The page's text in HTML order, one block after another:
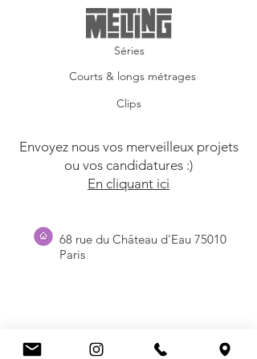
Séries
Courts & longs métrages
Clips
Envoyez nous vos merveilleux projets
ou vos candidatures :)
En cliquant ici
68 rue du Château d'Eau 75010
Paris